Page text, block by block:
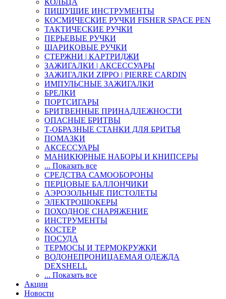
КОЛЬЦА
ПИШУЩИЕ ИНСТРУМЕНТЫ
КОСМИЧЕСКИЕ РУЧКИ FISHER SPACE PEN
ТАКТИЧЕСКИЕ РУЧКИ
ПЕРЬЕВЫЕ РУЧКИ
ШАРИКОВЫЕ РУЧКИ
СТЕРЖНИ | КАРТРИДЖИ
ЗАЖИГАЛКИ | АКСЕССУАРЫ
ЗАЖИГАЛКИ ZIPPO | PIERRE CARDIN
ИМПУЛЬСНЫЕ ЗАЖИГАЛКИ
БРЕЛКИ
ПОРТСИГАРЫ
БРИТВЕННЫЕ ПРИНАДЛЕЖНОСТИ
ОПАСНЫЕ БРИТВЫ
Т-ОБРАЗНЫЕ СТАНКИ ДЛЯ БРИТЬЯ
ПОМАЗКИ
АКСЕССУАРЫ
МАНИКЮРНЫЕ НАБОРЫ И КНИПСЕРЫ
... Показать все
СРЕДСТВА САМООБОРОНЫ
ПЕРЦОВЫЕ БАЛЛОНЧИКИ
АЭРОЗОЛЬНЫЕ ПИСТОЛЕТЫ
ЭЛЕКТРОШОКЕРЫ
ПОХОДНОЕ СНАРЯЖЕНИЕ
ИНСТРУМЕНТЫ
КОСТЕР
ПОСУДА
ТЕРМОСЫ И ТЕРМОКРУЖКИ
ВОДОНЕПРОНИЦАЕМАЯ ОДЕЖДА
DEXSHELL
... Показать все
Акции
Новости